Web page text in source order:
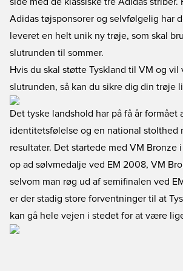
Adidas tøjsponsorer og selvfølgelig har
leveret en helt unik ny trøje, som skal
slutrunden til sommer.
Hvis du skal støtte Tyskland til VM og
slutrunden, så kan du sikre dig din trøje
Det tyske landshold har på få år formået
identitetsfølelse og en national stolthed
resultater. Det startede med VM Bronze
op ad sølvmedalje ved EM 2008, VM
selvom man røg ud af semifinalen ved
er der stadig store forventninger til at
kan gå hele vejen i stedet for at være